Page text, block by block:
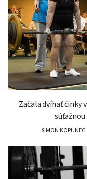
Začala dvíhať činky
SIMON KOPUNEC